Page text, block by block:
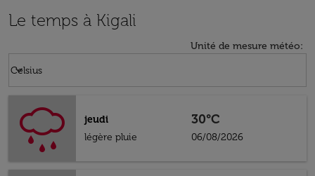
Le temps à Kigali
Unité de mesure météo:
Celsius
keyboard_arrow_down
jeudi
légère pluie
30°C
06/08/2026